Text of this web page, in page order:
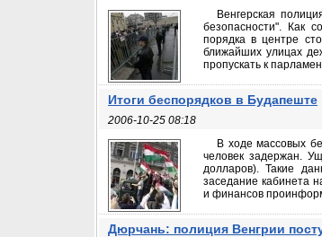
Венгерская
безопасности". Как
порядка в центре
ближайших улицах
пропускать к
Итоги беспорядков в Будапеште
2006-10-25 08:18
В ходе массовых
человек задержан.
долларов). Такие
заседание кабинета
и финансов
Дюрчань: полиция Венгрии